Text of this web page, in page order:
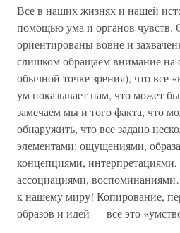
Все в наших жизнях и нашей
помощью ума и органов чувств.
ориентированы вовне и
слишком обращаем внимание на
обычной точке зрения), что
ум показывает нам, что может
замечаем мы и того факта, что
обнаружить, что все задано
элементами: ощущениями,
концепциями,
ассоциациями,
к нашему миру! Копирование,
образов и идей — все это